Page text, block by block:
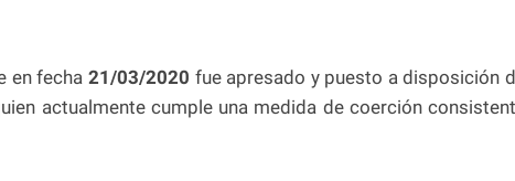
en fecha 21/03/2020 fue apresado y puesto a disposición
actualmente cumple una medida de coerción